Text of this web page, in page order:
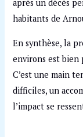
après un décès
habitants de
En synthèse, la
environs est bien
C’est une main
difficiles, un
l’impact se